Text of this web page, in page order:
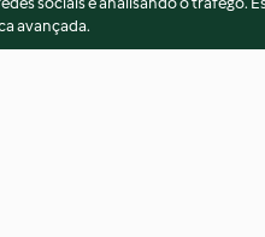
avançada.